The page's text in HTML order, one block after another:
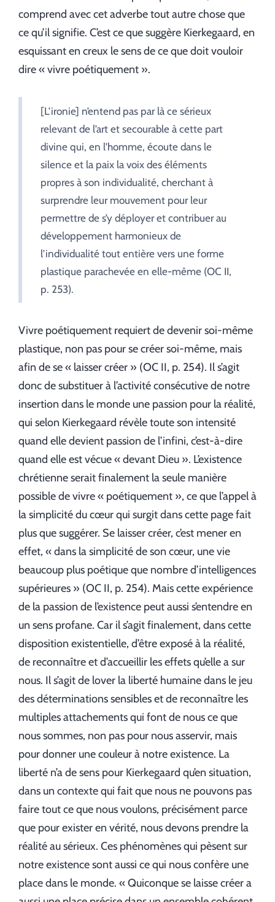
comprend avec cet adverbe tout autre chose que
ce qu’il signifie. C’est ce que suggère Kierkegaard, en
esquissant en creux le sens de ce que doit vouloir
dire « vivre poétiquement ».
[L’ironie] n’entend pas par là ce sérieux
relevant de l’art et secourable à cette part
divine qui, en l’homme, écoute dans le
silence et la paix la voix des éléments
propres à son individualité, cherchant à
surprendre leur mouvement pour leur
permettre de s’y déployer et contribuer au
développement harmonieux de
l’individualité tout entière vers une forme
plastique parachevée en elle-même (OC II,
p. 253).
Vivre poétiquement requiert de devenir soi-même
plastique, non pas pour se créer soi-même, mais
afin de se « laisser créer » (OC II, p. 254). Il s’agit
donc de substituer à l’activité consécutive de notre
insertion dans le monde une passion pour la réalité,
qui selon Kierkegaard révèle toute son intensité
quand elle devient passion de l’infini, c’est-à-dire
quand elle est vécue « devant Dieu ». L’existence
chrétienne serait finalement la seule manière
possible de vivre « poétiquement », ce que l’appel à
la simplicité du cœur qui surgit dans cette page fait
plus que suggérer. Se laisser créer, c’est mener en
effet, « dans la simplicité de son cœur, une vie
beaucoup plus poétique que nombre d’intelligences
supérieures » (OC II, p. 254). Mais cette expérience
de la passion de l’existence peut aussi s’entendre en
un sens profane. Car il s’agit finalement, dans cette
disposition existentielle, d’être exposé à la réalité,
de reconnaître et d’accueillir les effets qu’elle a sur
nous. Il s’agit de lover la liberté humaine dans le jeu
des déterminations sensibles et de reconnaître les
multiples attachements qui font de nous ce que
nous sommes, non pas pour nous asservir, mais
pour donner une couleur à notre existence. La
liberté n’a de sens pour Kierkegaard qu’en situation,
dans un contexte qui fait que nous ne pouvons pas
faire tout ce que nous voulons, précisément parce
que pour exister en vérité, nous devons prendre la
réalité au sérieux. Ces phénomènes qui pèsent sur
notre existence sont aussi ce qui nous confère une
place dans le monde. « Quiconque se laisse créer a